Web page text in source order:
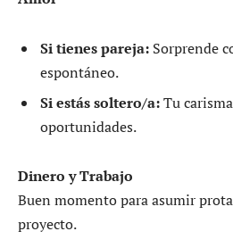
Si tienes pareja: Sorprende
espontáneo.
Si estás soltero/a:Tu
oportunidades.
Dinero y Trabajo
Buen momento para asumir
proyecto.